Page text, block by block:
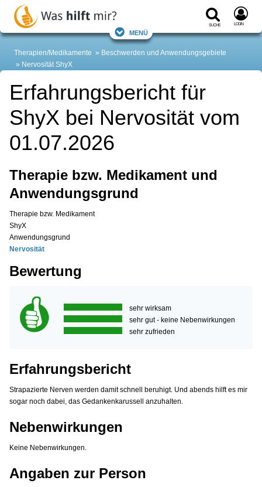
Suche Login
Menü
Therapien/Medikamente
Beschwerden und Anwendungsgebiete
NervositätShyX
Erfahrungsbericht für
ShyX bei Nervosität vom
01.07.2026
Therapie bzw. Medikament und
Anwendungsgrund
Therapie bzw. Medikament
ShyX
Anwendungsgrund
Nervosität
Bewertung
sehr wirksam
sehr gut - keine Nebenwirkungen
sehr zufrieden
Erfahrungsbericht
Strapazierte Nerven werden damit schnell beruhigt. Und abends hilft es mir
sogar noch dabei, das Gedankenkarussell anzuhalten.
Nebenwirkungen
Keine Nebenwirkungen.
Angaben zur Person